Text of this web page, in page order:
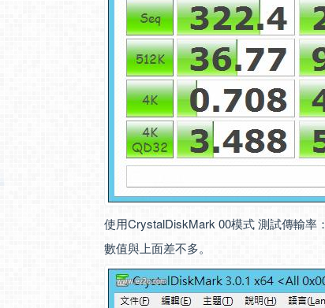
使用CrystalDiskMark 00模式 測試傳輸率：
數值與上面差不多。